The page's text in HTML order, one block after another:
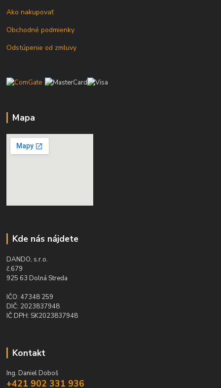
Ako nakupovať
Obchodné podmienky
Odstúpenie od zmluvy
Mapa
Kde nás nájdete
DANDO, s.r.o.
č.679
925 63 Dolná Streda
IČO: 47348 259
DIČ: 2023837948
IČ DPH: SK2023837948
Kontakt
Ing. Daniel Doboš
+421 902 331 936